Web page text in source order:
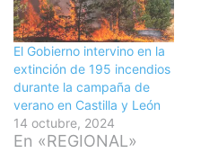
El Gobierno intervino en la
extinción de 195 incendios
durante la campaña de
verano en Castilla y León
14 octubre, 2024
En «REGIONAL»